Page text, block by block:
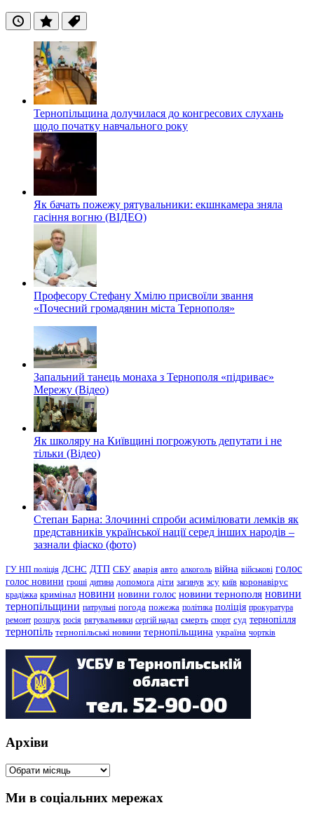
ОстанніПопулярні
Теги
Тернопільщина долучилася до конгресових слухань
щодо початку навчального року
Як бачать пожежу рятувальники: екшнкамера зняла
гасіння вогню (ВІДЕО)
Професору Стефану Хмілю присвоїли звання
«Почесний громадянин міста Тернополя»
Запальний танець монаха з Тернополя «підриває»
Мережу (Відео)
Як школяру на Київщині погрожують депутати і не
тільки (Відео)
Степан Барна: Злочинні спроби асимілювати лемків як
представників української нації серед інших народів –
зазнали фіаско (фото)
ГУ НП поліція ДСНС ДТП СБУ аварія авто алкоголь війна військові голос
голос новини гроші дитина допомога діти загинув зсу київ коронавірус
крадіжка кримінал новини новини голос новини тернополя новини
тернопільщини патрульні погода пожежа політика поліція прокуратура
ремонт розшук росія рятувальники сергій надал смерть спорт суд тернопілля
тернопіль тернопільські новини тернопільщина україна чортків
Архіви
Архіви
Ми в соціальних мережах